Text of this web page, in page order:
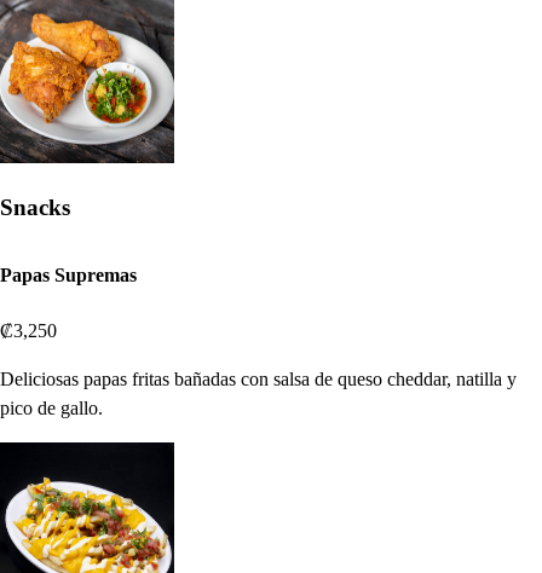
Snacks
Papas Supremas
₡3,250
Deliciosas papas fritas bañadas con salsa de queso cheddar, natilla y
pico de gallo.